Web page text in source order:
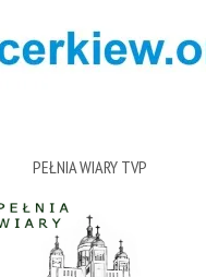
PEŁNIA WIARY TVP